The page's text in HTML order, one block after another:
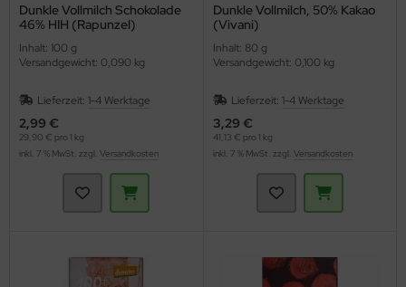
Dunkle Vollmilch Schokolade
46% HIH (Rapunzel)
Inhalt: 100 g
Versandgewicht: 0,090 kg
Lieferzeit: 1-4 Werktage
2,99 €
29,90 € pro 1 kg
inkl. 7 % MwSt. zzgl. Versandkosten
Dunkle Vollmilch, 50% Kakao
(Vivani)
Inhalt: 80 g
Versandgewicht: 0,100 kg
Lieferzeit: 1-4 Werktage
3,29 €
41,13 € pro 1 kg
inkl. 7 % MwSt. zzgl. Versandkosten